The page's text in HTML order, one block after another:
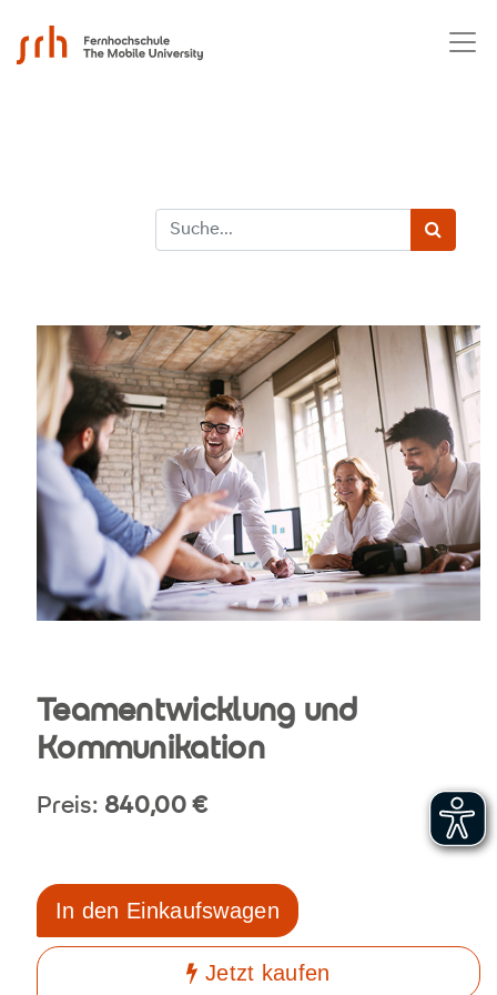
Teamentwicklung und
Kommunikation
Preis: 840,00€
In den Einkaufswagen
Jetzt kaufen